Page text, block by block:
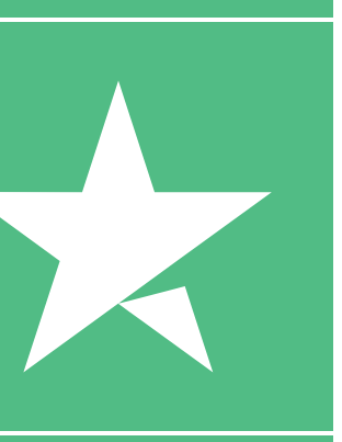
10 Downloads
20 00